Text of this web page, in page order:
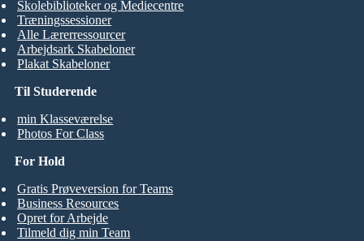
Til Studerende
min Klasseværelse
Photos For Class
Skolebiblioteker og Mediecentre
Træningssessioner
Alle Lærerressourcer
Arbejdsark Skabeloner
Plakat Skabeloner
For Hold
Gratis Prøveversion for Teams
Business Resources
Opret for Arbejde
Tilmeld dig min Team